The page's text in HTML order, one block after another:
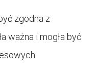
zgodna z
ważna i mogła być